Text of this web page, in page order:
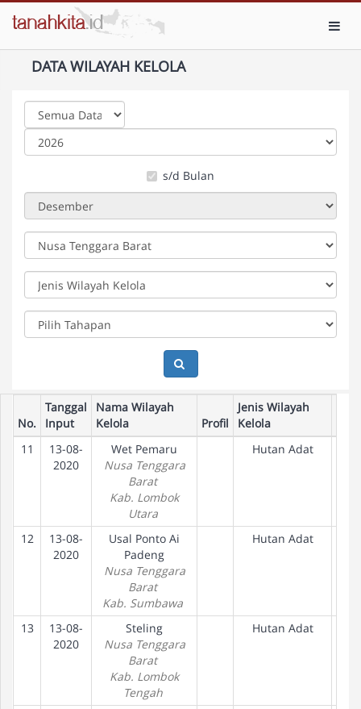
DATA WILAYAH KELOLA
s/d Bulan
No.
Tanggal
Input
Nama Wilayah
Kelola
Profil
Jenis Wilayah
Kelola
11
13-08-
2020
Wet Pemaru
Nusa Tenggara
Barat
Kab. Lombok
Utara
Hutan Adat
12
13-08-
2020
Usal Ponto Ai
Padeng
Nusa Tenggara
Barat
Kab. Sumbawa
Hutan Adat
13
13-08-
2020
Steling
Nusa Tenggara
Barat
Kab. Lombok
Tengah
Hutan Adat